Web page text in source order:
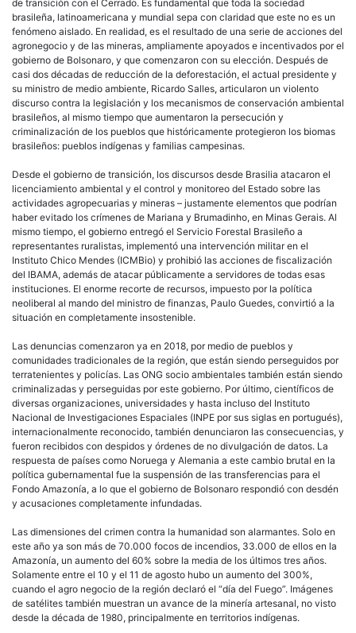
de transición con el Cerrado. Es fundamental que toda la sociedad
brasileña, latinoamericana y mundial sepa con claridad que este no es un
fenómeno aislado. En realidad, es el resultado de una serie de acciones del
agronegocio y de las mineras, ampliamente apoyados e incentivados por el
gobierno de Bolsonaro, y que comenzaron con su elección. Después de
casi dos décadas de reducción de la deforestación, el actual presidente y
su ministro de medio ambiente, Ricardo Salles, articularon un violento
discurso contra la legislación y los mecanismos de conservación ambiental
brasileños, al mismo tiempo que aumentaron la persecución y
criminalización de los pueblos que históricamente protegieron los biomas
brasileños: pueblos indígenas y familias campesinas.
Desde el gobierno de transición, los discursos desde Brasilia atacaron el
licenciamiento ambiental y el control y monitoreo del Estado sobre las
actividades agropecuarias y mineras – justamente elementos que podrían
haber evitado los crímenes de Mariana y Brumadinho, en Minas Gerais. Al
mismo tiempo, el gobierno entregó el Servicio Forestal Brasileño a
representantes ruralistas, implementó una intervención militar en el
Instituto Chico Mendes (ICMBio) y prohibió las acciones de fiscalización
del IBAMA, además de atacar públicamente a servidores de todas esas
instituciones. El enorme recorte de recursos, impuesto por la política
neoliberal al mando del ministro de finanzas, Paulo Guedes, convirtió a la
situación en completamente insostenible.
Las denuncias comenzaron ya en 2018, por medio de pueblos y
comunidades tradicionales de la región, que están siendo perseguidos por
terratenientes y policías. Las ONG socio ambientales también están siendo
criminalizadas y perseguidas por este gobierno. Por último, científicos de
diversas organizaciones, universidades y hasta incluso del Instituto
Nacional de Investigaciones Espaciales (INPE por sus siglas en portugués),
internacionalmente reconocido, también denunciaron las consecuencias, y
fueron recibidos con despidos y órdenes de no divulgación de datos. La
respuesta de países como Noruega y Alemania a este cambio brutal en la
política gubernamental fue la suspensión de las transferencias para el
Fondo Amazonía, a lo que el gobierno de Bolsonaro respondió con desdén
y acusaciones completamente infundadas.
Las dimensiones del crimen contra la humanidad son alarmantes. Solo en
este año ya son más de 70.000 focos de incendios, 33.000 de ellos en la
Amazonía, un aumento del 60% sobre la media de los últimos tres años.
Solamente entre el 10 y el 11 de agosto hubo un aumento del 300%,
cuando el agro negocio de la región declaró el “día del Fuego”. Imágenes
de satélites también muestran un avance de la minería artesanal, no visto
desde la década de 1980, principalmente en territorios indígenas.